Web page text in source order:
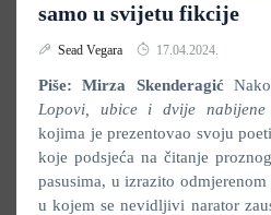
samo u svijetu fikcije
Sead Vegara 17.04.2024.
Piše: Mirza Skenderagić
Lopovi, ubice i dvije nabijene
kojima je prezentovao svoju
koje podsjeća na čitanje
pasusima, u izrazito
u kojem se nevidljivi narator